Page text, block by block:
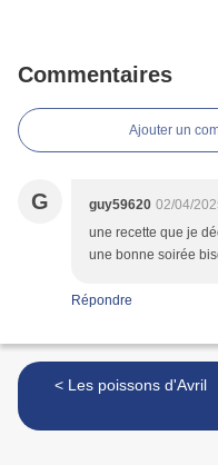
Commentaires
Ajouter un
G guy59620 02/04/
une recette que je
une bonne soirée
Répondre
< Les poissons d'Avril